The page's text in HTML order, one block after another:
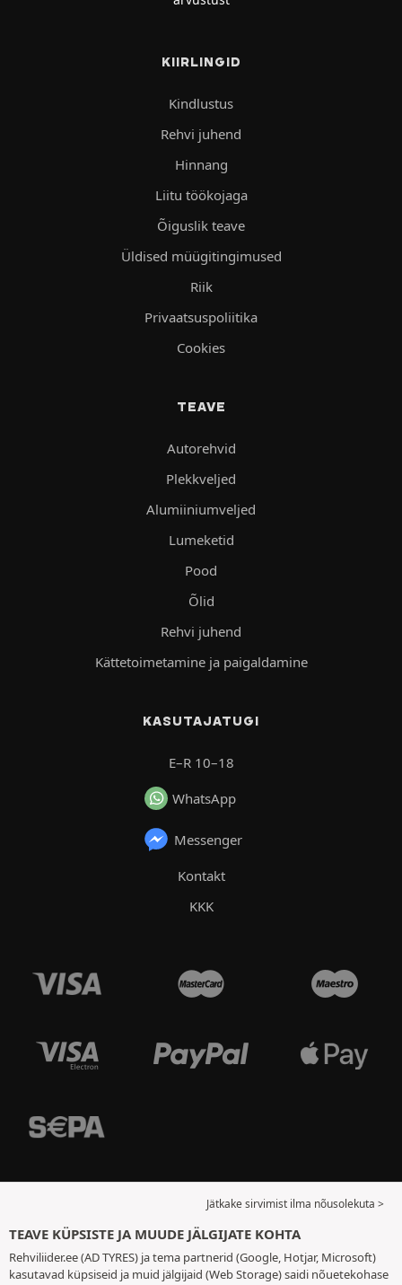
KIIRLINGID
Kindlustus
Rehvi juhend
Hinnang
Liitu töökojaga
Õiguslik teave
Üldised müügitingimused
Riik
Privaatsuspoliitika
Cookies
TEAVE
Autorehvid
Plekkveljed
Alumiiniumveljed
Lumeketid
Pood
Õlid
Rehvi juhend
Kättetoimetamine ja paigaldamine
KASUTAJATUGI
E–R 10–18
WhatsApp
Messenger
Kontakt
KKK
Jätkake sirvimist ilma nõusolekuta >
TEAVE KÜPSISTE JA MUUDE JÄLGIJATE KOHTA
Rehviliider.ee (AD TYRES) ja tema partnerid (Google, Hotjar, Microsoft)
kasutavad küpsiseid ja muid jälgijaid (Web Storage) saidi nõuetekohase